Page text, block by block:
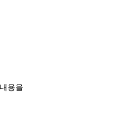
용을